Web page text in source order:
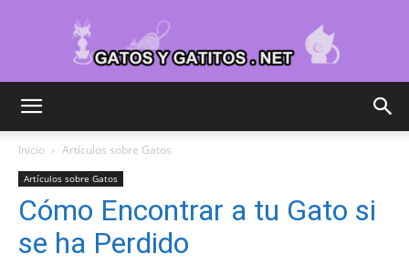
Inicio Artículos sobre Gatos
Artículos sobre Gatos
Cómo Encontrar a tu Gato si
se ha Perdido